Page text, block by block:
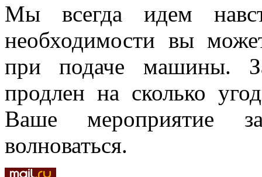
Мы всегда идем
необходимости вы
при подаче машины.
продлен на сколько
Ваше мероприятие
волноваться.